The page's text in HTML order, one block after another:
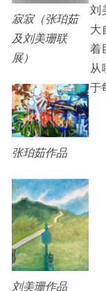
寂寂（张珀茹
及刘美珊联
展）
张珀茹作品
刘美珊作品
刘
大
着
从
于